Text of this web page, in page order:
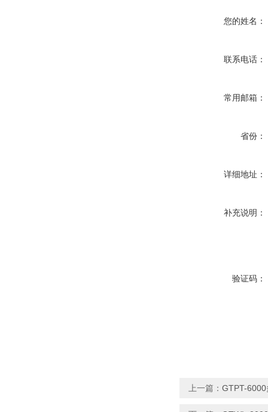
您的姓名：
联系电话：
常用邮箱：
省份：
详细地址：
补充说明：
验证码：
上一篇： GTPT-